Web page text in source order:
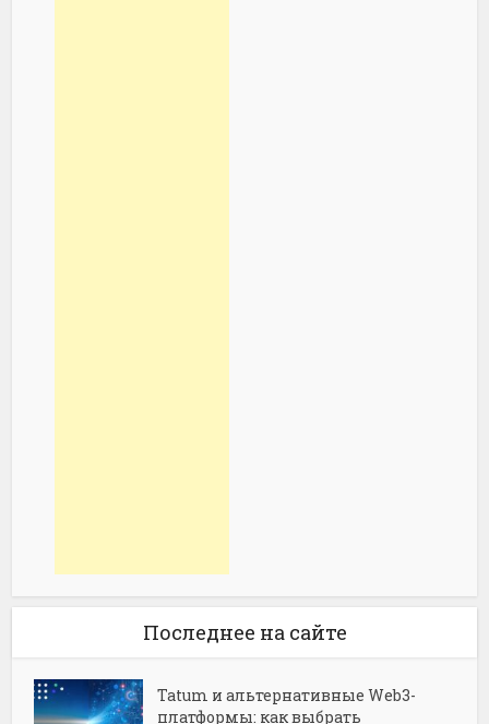
Последнее на сайте
Tatum и альтернативные Web3-
платформы: как выбрать